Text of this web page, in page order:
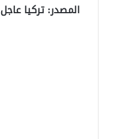
المصدر: تركيا عاجل